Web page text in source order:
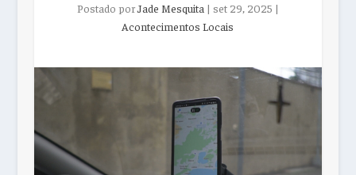
Postado porJade Mesquita | set 29, 2025 |
Acontecimentos Locais